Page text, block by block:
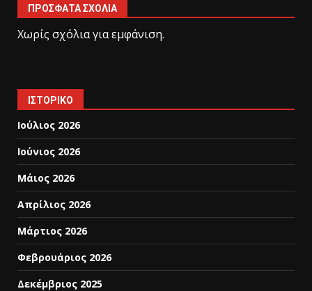
ΠΡΌΣΦΑΤΑ ΣΧΌΛΙΑ
Χωρίς σχόλια για εμφάνιση.
ΙΣΤΟΡΙΚΌ
Ιούλιος 2026
Ιούνιος 2026
Μάιος 2026
Απρίλιος 2026
Μάρτιος 2026
Φεβρουάριος 2026
Δεκέμβριος 2025